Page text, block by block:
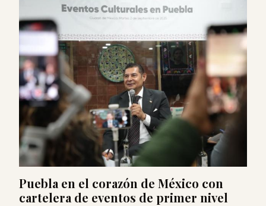
Puebla en el corazón de México con
cartelera de eventos de primer nivel